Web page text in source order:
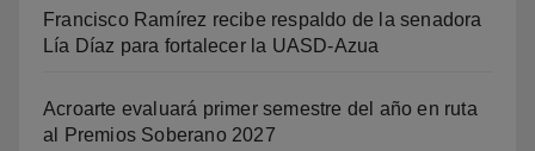
Francisco Ramírez recibe respaldo de la senadora
Lía Díaz para fortalecer la UASD-Azua
Acroarte evaluará primer semestre del año en ruta
al Premios Soberano 2027